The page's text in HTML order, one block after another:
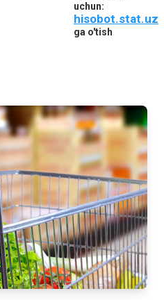
uchun:
hisobot.stat.uz
ga o'tish